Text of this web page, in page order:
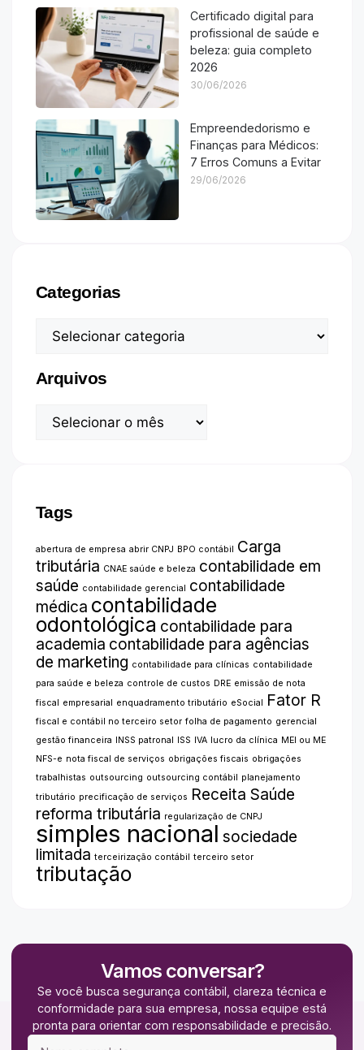
Certificado digital para
profissional de saúde e
beleza: guia completo
2026
30/06/2026
Empreendedorismo e
Finanças para Médicos:
7 Erros Comuns a Evitar
29/06/2026
Categorias
Arquivos
Tags
abertura de empresa abrir CNPJ BPO contábil
Carga
tributária CNAE saúde e beleza contabilidade em
saúde contabilidade gerencial
contabilidade
médica contabilidade
odontológica contabilidade para
academia contabilidade para agências
de marketing contabilidade para clínicas contabilidade
para saúde e beleza controle de custos DRE emissão de nota
fiscal
empresarial enquadramento tributário eSocial Fator R
fiscal e contábil no terceiro setor folha de pagamento gerencial
gestão financeira
INSS patronal ISS IVA lucro da clínica MEI ou ME
NFS-e nota fiscal de serviços obrigações fiscais obrigações
trabalhistas outsourcing outsourcing contábil
planejamento
tributário precificação de serviços Receita Saúde
reforma tributária regularização de CNPJ
simples nacional sociedade
limitada terceirização contábil terceiro setor
tributação
Vamos conversar?
Se você busca segurança contábil, clareza técnica e
conformidade para sua empresa, nossa equipe está
pronta para orientar com responsabilidade e precisão.